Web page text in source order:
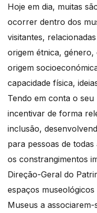
Hoje em dia, muitas
ocorrer dentro dos
visitantes,
origem étnica, género,
origem
capacidade física,
Tendo em conta o
incentivar de forma
inclusão,
para pessoas de
os constrangimentos
Direção-Geral do
espaços
Museus a